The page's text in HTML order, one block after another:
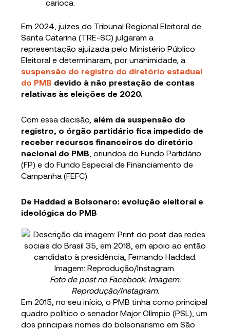
carioca.
Em 2024, juízes do Tribunal Regional Eleitoral de
Santa Catarina (TRE-SC) julgaram a
representação ajuizada pelo Ministério Público
Eleitoral e determinaram, por unanimidade, a
suspensão do registro do diretório estadual
do PMB devido à não prestação de contas
relativas às eleições de 2020.
Com essa decisão, além da suspensão do
registro, o órgão partidário fica impedido de
receber recursos financeiros do diretório
nacional do PMB , oriundos do Fundo Partidário
(FP) e do Fundo Especial de Financiamento de
Campanha (FEFC).
De Haddad a Bolsonaro: evolução eleitoral e
ideológica do PMB
Foto de post no Facebook. Imagem:
Reprodução/Instagram.
Em 2015, no seu início, o PMB tinha como principal
quadro político o senador Major Olímpio (PSL), um
dos principais nomes do bolsonarismo em São